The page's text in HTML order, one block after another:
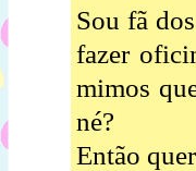
Sou fã
fazer
mimos
né?
Então